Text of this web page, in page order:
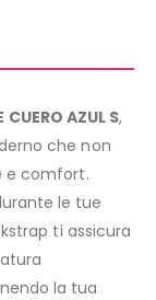
AZUL S,
che non
e comfort.
le tue
ti assicura
la tua